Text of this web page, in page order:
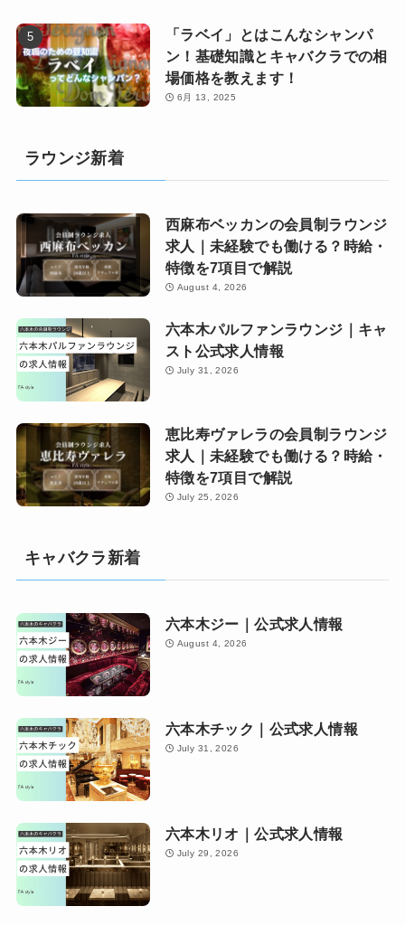
「ラベイ」とはこんなシャンパ
ン！基礎知識とキャバクラでの相
場価格を教えます！
6月 13, 2025
ラウンジ新着
西麻布ベッカンの会員制ラウンジ
求人｜未経験でも働ける？時給・
特徴を7項目で解説
August 4, 2026
六本木パルファンラウンジ｜キャ
スト公式求人情報
July 31, 2026
恵比寿ヴァレラの会員制ラウンジ
求人｜未経験でも働ける？時給・
特徴を7項目で解説
July 25, 2026
キャバクラ新着
六本木ジー｜公式求人情報
August 4, 2026
六本木チック｜公式求人情報
July 31, 2026
六本木リオ｜公式求人情報
July 29, 2026